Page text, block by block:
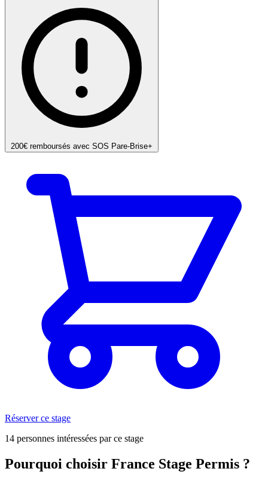
200€ remboursés avec SOS Pare-Brise+
Réserver ce stage
14 personnes intéressées par ce stage
Pourquoi choisir France Stage Permis ?